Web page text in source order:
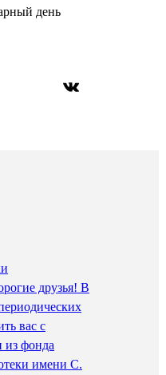
день
ВКонтакте
друзья! В
вас с
из фонда
имени С.